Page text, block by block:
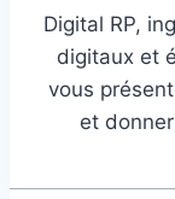
Digital RP,
digitaux et
vous
et